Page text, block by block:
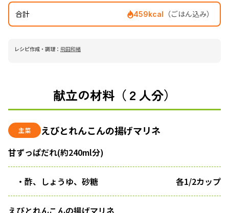
合計 459kcal （ごはん込み）
レシピ作成・調理： 飛田和緒
献立の材料（２人分）
主菜 えびとれんこんの揚げマリネ
甘ずっぱだれ(約240ml分)
・酢、しょうゆ、砂糖 各1/2カップ
えびとれんこんの揚げマリネ